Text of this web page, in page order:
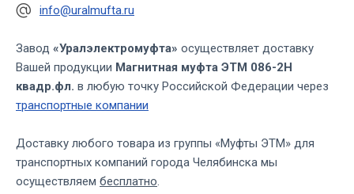
info@uralmufta.ru
Завод «Уралэлектромуфта» осуществляет доставку
Вашей продукции Магнитная муфта ЭТМ 086-2Н
квадр.фл. в любую точку Российской Федерации через
транспортные компании
Доставку любого товара из группы «Муфты ЭТМ» для
транспортных компаний города Челябинска мы
осуществляем бесплатно.